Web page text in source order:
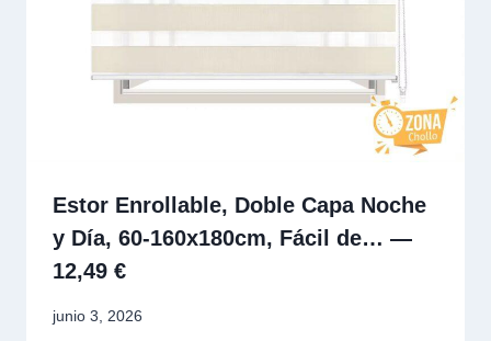
Estor Enrollable, Doble Capa Noche
y Día, 60-160x180cm, Fácil de… —
12,49 €
junio 3, 2026